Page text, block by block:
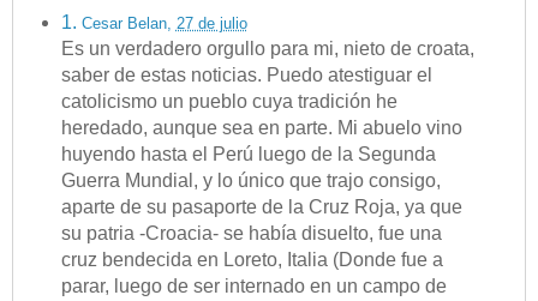
1. Cesar Belan, 27 de julio
Es un verdadero orgullo para mi, nieto de croata,
saber de estas noticias. Puedo atestiguar el
catolicismo un pueblo cuya tradición he
heredado, aunque sea en parte. Mi abuelo vino
huyendo hasta el Perú luego de la Segunda
Guerra Mundial, y lo único que trajo consigo,
aparte de su pasaporte de la Cruz Roja, ya que
su patria -Croacia- se había disuelto, fue una
cruz bendecida en Loreto, Italia (Donde fue a
parar, luego de ser internado en un campo de